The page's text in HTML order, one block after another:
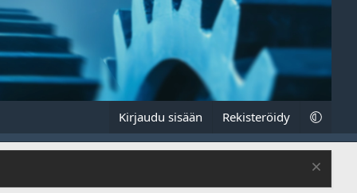
Kirjaudu sisään Rekisteröidy